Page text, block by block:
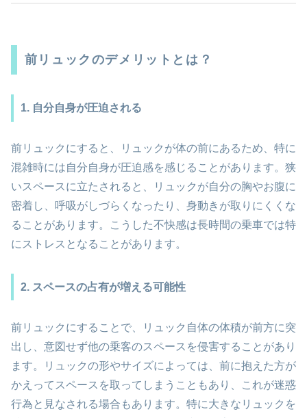
前リュックのデメリットとは？
1. 自分自身が圧迫される
前リュックにすると、リュックが体の前にあるため、特に
混雑時には自分自身が圧迫感を感じることがあります。狭
いスペースに立たされると、リュックが自分の胸やお腹に
密着し、呼吸がしづらくなったり、身動きが取りにくくな
ることがあります。こうした不快感は長時間の乗車では特
にストレスとなることがあります。
2. スペースの占有が増える可能性
前リュックにすることで、リュック自体の体積が前方に突
出し、意図せず他の乗客のスペースを侵害することがあり
ます。リュックの形やサイズによっては、前に抱えた方が
かえってスペースを取ってしまうこともあり、これが迷惑
行為と見なされる場合もあります。特に大きなリュックを